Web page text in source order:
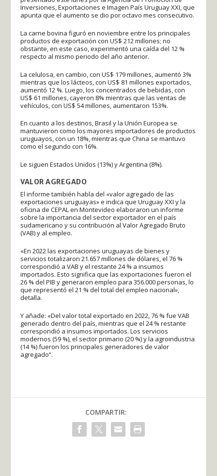
Inversiones, Exportaciones e Imagen País Uruguay XXI, que
apunta que el aumento se dio por octavo mes consecutivo.
La carne bovina figuró en noviembre entre los principales
productos de exportación con US$ 212 millones; no
obstante, en este caso, experimentó una caída del 12 %
respecto al mismo periodo del año anterior.
La celulosa, en cambio, con US$ 179 millones, aumentó 3%
mientras que los lácteos, con US$ 81 millones exportados,
aumentó 12 %. Luego, los concentrados de bebidas, con
US$ 61 millones, cayeron 8% mientras que las ventas de
vehículos, con US$ 54 millones, aumentaron 153%.
En cuanto a los destinos, Brasil y la Unión Europea se
mantuvieron como los mayores importadores de productos
uruguayos, con un 18%, mientras que China se mantuvo
como el segundo con 16%.
Le siguen Estados Unidos (13%) y Argentina (8%).
VALOR AGREGADO
El informe también habla del «valor agregado de las
exportaciones uruguayas» e indica que Uruguay XXI y la
oficina de CEPAL en Montevideo elaboraron un informe
sobre la importancia del sector exportador en el país
sudamericano y su contribución al Valor Agregado Bruto
(VAB) y al empleo.
«En 2022 las exportaciones uruguayas de bienes y
servicios totalizaron 21.657 millones de dólares, el 76 %
correspondió a VAB y el restante 24 % a insumos
importados. Esto significa que las exportaciones fueron el
26 % del PIB y generaron empleo para 356.000 personas, lo
que representó el 21 % del total del empleo nacional»,
detalla.
Y añade: «Del valor total exportado en 2022, 76 % fue VAB
generado dentro del país, mientras que el 24 % restante
correspondió a insumos importados. Los servicios
modernos (59 %), el sector primario (20 %) y la agroindustria
(14 %) fueron los principales generadores de valor
agregado”.
COMPARTIR: